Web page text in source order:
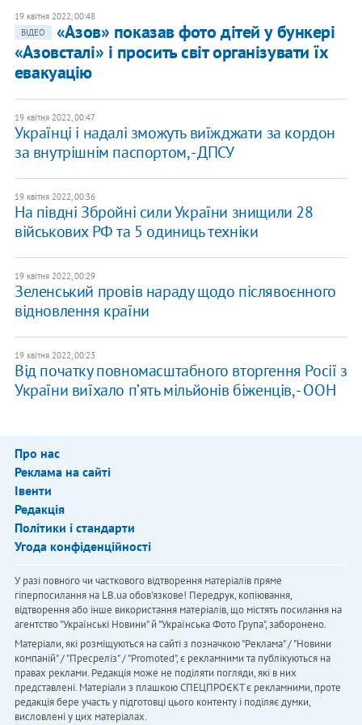
19 квітня 2022, 00:48
ВІДЕО
«Азов» показав фото дітей у бункері
«Азовсталі» і просить світ організувати їх
евакуацію
19 квітня 2022, 00:47
​Українці і надалі зможуть виїжджати за кордон
за внутрішнім паспортом, - ДПСУ
19 квітня 2022, 00:36
На півдні Збройні сили України знищили 28
військових РФ та 5 одиниць техніки
19 квітня 2022, 00:29
Зеленський провів нараду щодо післявоєнного
відновлення країни
19 квітня 2022, 00:23
Від початку повномасштабного вторгення Росії з
України виїхало пʼять мільйонів біженців, - ООН
Про нас
Реклама на сайті
Івенти
Редакція
Політики і стандарти
Угода конфіденційності
У разі повного чи часткового відтворення матеріалів пряме
гіперпосилання на LB.ua обов'язкове! Передрук, копіювання,
відтворення або інше використання матеріалів, що містять посилання на
агентство "Українськi Новини" й "Українська Фото Група", заборонено.
Матеріали, які розміщуються на сайті з позначкою "Реклама" / "Новини
компаній" / "Пресреліз" / "Promoted", є рекламними та публікуються на
правах реклами. Редакція може не поділяти погляди, які в них
представлені. Матеріали з плашкою СПЕЦПРОЄКТ є рекламними, проте
редакція бере участь у підготовці цього контенту і поділяє думки,
висловлені у цих матеріалах.